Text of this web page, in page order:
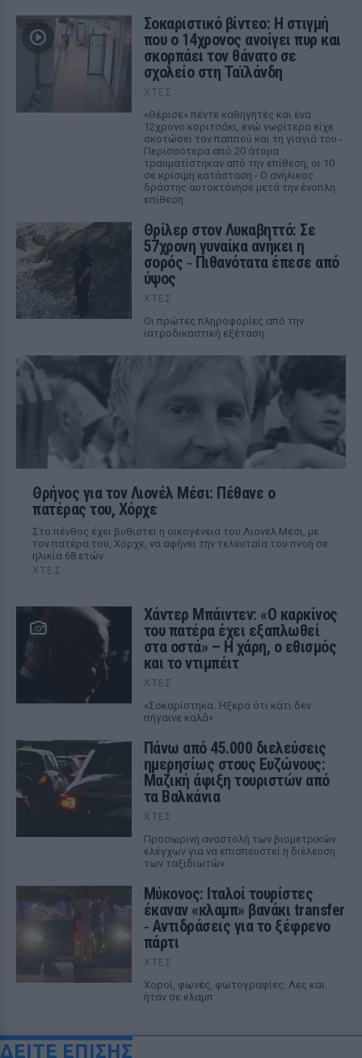
Σοκαριστικό βίντεο: Η στιγμή
που ο 14χρονος ανοίγει πυρ και
σκορπάει τον θάνατο σε
σχολείο στη Ταϊλάνδη
ΧΤΕΣ
«Θέρισε» πέντε καθηγητές και ένα
12χρονο κοριτσάκι, ενώ νωρίτερα είχε
σκοτώσει τον παππού και τη γιαγιά του -
Περισσότερα από 20 άτομα
τραυματίστηκαν από την επίθεση, οι 10
σε κρίσιμη κατάσταση - Ο ανήλικος
δράστης αυτοκτόνησε μετά την ένοπλη
επίθεση
Θρίλερ στον Λυκαβηττό: Σε
57χρονη γυναίκα ανήκει η
σορός ‑ Πιθανότατα έπεσε από
ύψος
ΧΤΕΣ
Οι πρώτες πληροφορίες από την
ιατροδικαστική εξέταση
Θρήνος για τον Λιονέλ Μέσι: Πέθανε ο
πατέρας του, Χόρχε
Στο πένθος έχει βυθιστεί η οικογένεια του Λιονέλ Μέσι, με
τον πατέρα του, Χόρχε, να αφήνει την τελευταία του πνοή σε
ηλικία 68 ετών.
ΧΤΕΣ
Χάντερ Μπάιντεν: «Ο καρκίνος
του πατέρα έχει εξαπλωθεί
στα οστά» – Η χάρη, ο εθισμός
και το ντιμπέιτ
ΧΤΕΣ
«Σοκαρίστηκα. Ήξερα ότι κάτι δεν
πήγαινε καλά»
Πάνω από 45.000 διελεύσεις
ημερησίως στους Ευζώνους:
Μαζική άφιξη τουριστών από
τα Βαλκάνια
ΧΤΕΣ
Προσωρινή αναστολή των βιομετρικών
ελέγχων για να επισπευστεί η διέλευση
των ταξιδιωτών
Μύκονος: Ιταλοί τουρίστες
έκαναν «κλαμπ» βανάκι transfer
‑ Αντιδράσεις για το ξέφρενο
πάρτι
ΧΤΕΣ
Χοροί, φωνές, φωτογραφίες: Λες και
ήταν σε κλαμπ
ΔΕΙΤΕ ΕΠΙΣΗΣ